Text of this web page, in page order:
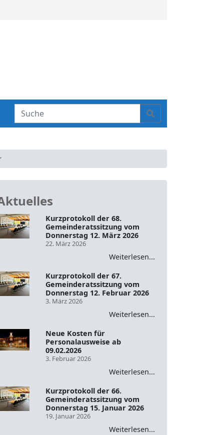
e
h
Kurzprotokoll der 68.
Gemeinderatssitzung vom
Donnerstag 12. März 2026
22. März 2026
Weiterlesen...
Kurzprotokoll der 67.
Gemeinderatssitzung vom
Donnerstag 12. Februar 2026
3. März 2026
Weiterlesen...
Neue Kosten für
Personalausweise ab
09.02.2026
3. Februar 2026
Weiterlesen...
Kurzprotokoll der 66.
Gemeinderatssitzung vom
Donnerstag 15. Januar 2026
19. Januar 2026
Weiterlesen...